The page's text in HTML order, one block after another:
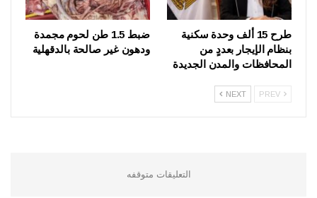
طرح 15 ألف وحدة سكنية
بنظام الإيجار بعددٍ من
المحافظات والمدن الجديدة
ضبط 1.5 طن لحوم مجمدة
ودهون غير صالحة بالدقهلية
NEXT
التعليقات متوقفه